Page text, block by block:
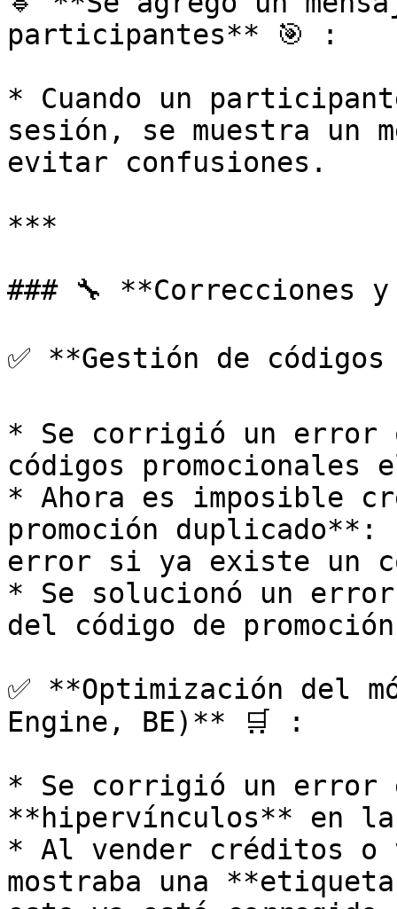
participantes** 🎯 :
* Cuando un
sesión, se muestra un
evitar confusiones.
***
### 🔧 **Correcciones
✅ **Gestión de
* Se corrigió un
códigos promocionales
* Ahora es imposible
promoción duplicado**:
error si ya existe un
* Se solucionó un
del código de
✅ **Optimización del
Engine, BE)** 🛒 :
* Se corrigió un error
**hipervínculos** en
* Al vender créditos o
mostraba una